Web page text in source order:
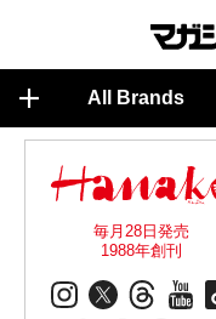
All Brands
毎月28日発売
1988年創刊